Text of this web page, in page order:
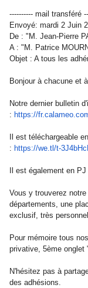
---------- mail transféré
Envoyé: mardi 2 Juin
De : "M. Jean-Pierre
A : "M. Patrice
Objet : A tous les
Bonjour à chacune et
Notre dernier bulletin
: https://
Il est téléchargeable
: https://we.tl/t-
Il est également en
Vous y trouverez
départements, une
exclusif, très
Pour mémoire tous
privative, 5ème onglet
N'hésitez pas à
des adhésions.